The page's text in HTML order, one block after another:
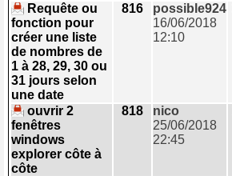
Requête ou
fonction pour
créer une liste
de nombres de
1 à 28, 29, 30 ou
31 jours selon
une date
816
possible924
16/06/2018
12:10
ouvrir 2
fenêtres
windows
explorer côte à
côte
818
nico
25/06/2018
22:45